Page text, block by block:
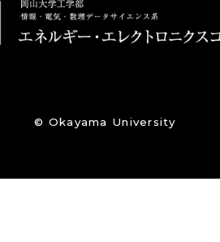
© Okayama University